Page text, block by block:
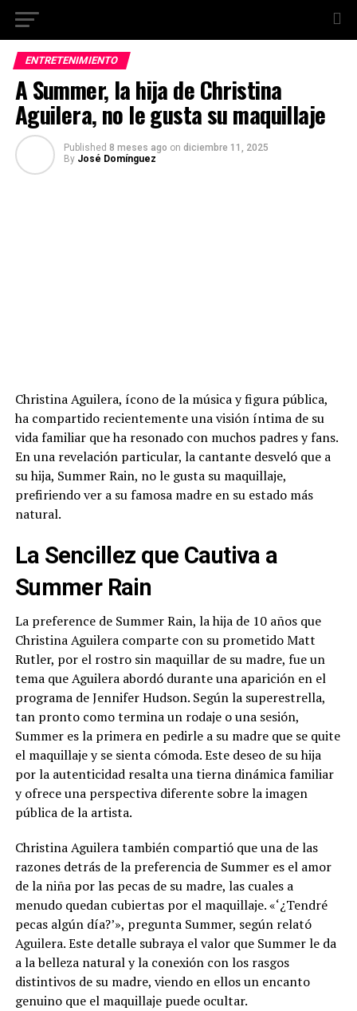
ENTRETENIMIENTO
A Summer, la hija de Christina
Aguilera, no le gusta su maquillaje
Published 8 meses ago on diciembre 11, 2025
By José Domínguez
Christina Aguilera, ícono de la música y figura pública,
ha compartido recientemente una visión íntima de su
vida familiar que ha resonado con muchos padres y fans.
En una revelación particular, la cantante desveló que a
su hija, Summer Rain, no le gusta su maquillaje,
prefiriendo ver a su famosa madre en su estado más
natural.
La Sencillez que Cautiva a
Summer Rain
La preference de Summer Rain, la hija de 10 años que
Christina Aguilera comparte con su prometido Matt
Rutler, por el rostro sin maquillar de su madre, fue un
tema que Aguilera abordó durante una aparición en el
programa de Jennifer Hudson. Según la superestrella,
tan pronto como termina un rodaje o una sesión,
Summer es la primera en pedirle a su madre que se quite
el maquillaje y se sienta cómoda. Este deseo de su hija
por la autenticidad resalta una tierna dinámica familiar
y ofrece una perspectiva diferente sobre la imagen
pública de la artista.
Christina Aguilera también compartió que una de las
razones detrás de la preferencia de Summer es el amor
de la niña por las pecas de su madre, las cuales a
menudo quedan cubiertas por el maquillaje. «‘¿Tendré
pecas algún día?’», pregunta Summer, según relató
Aguilera. Este detalle subraya el valor que Summer le da
a la belleza natural y la conexión con los rasgos
distintivos de su madre, viendo en ellos un encanto
genuino que el maquillaje puede ocultar.